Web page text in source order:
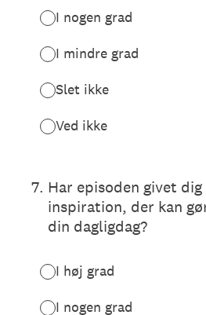
I nogen grad
I mindre grad
Slet ikke
Ved ikke
7. Har episoden givet
inspiration, der kan
din dagligdag?
I høj grad
I nogen grad